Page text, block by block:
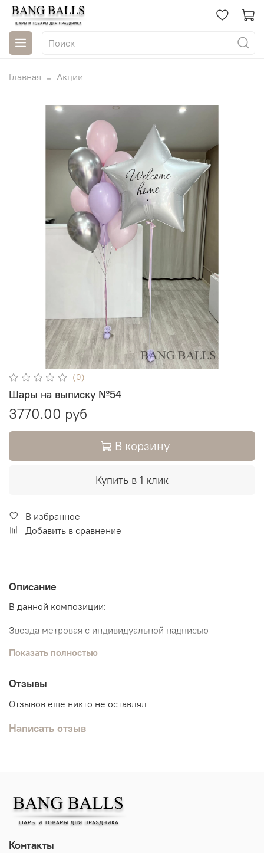
Главная Акции
(0)
Шары на выписку №54
3770.00 руб
В корзину
Купить в 1 клик
В избранное
Добавить в сравнение
Описание
В данной композиции:
Звезда метровая с индивидуальной надписью
Связка из 10 шаров:
7 обычных шариков
Показать полностью
Отзывы
Отзывов еще никто не оставлял
Написать отзыв
Контакты